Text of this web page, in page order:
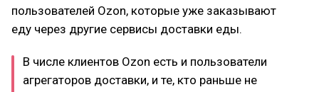
пользователей Ozon, которые уже заказывают
еду через другие сервисы доставки еды.
В числе клиентов Ozon есть и пользователи
агрегаторов доставки, и те, кто раньше не